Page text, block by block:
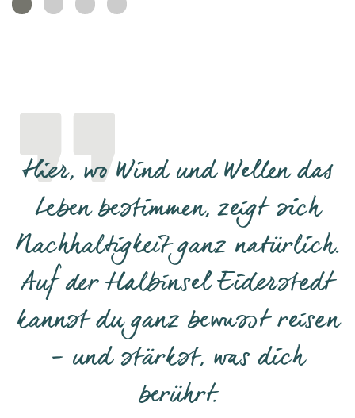
Hier, wo Wind und Wellen das
Leben bestimmen, zeigt sich
Nachhaltigkeit ganz natürlich.
Auf der Halbinsel Eiderstedt
kannst du ganz bewusst reisen
– und stärkst, was dich
berührt.